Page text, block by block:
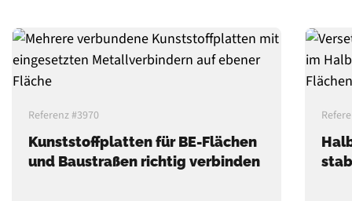
Referenz #3970
Kunststoffplatten für BE-Flächen
und Baustraßen richtig verbinden